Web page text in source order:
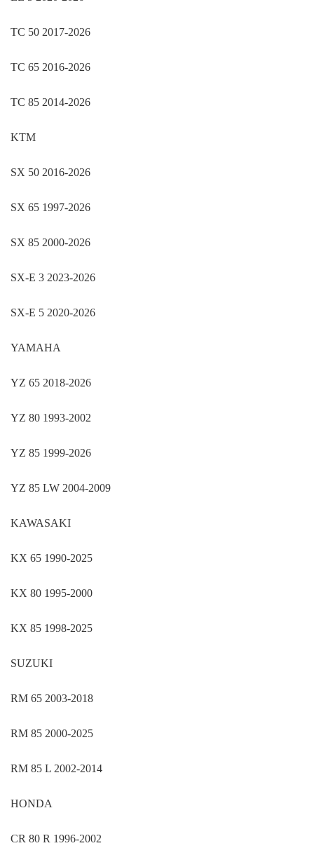
TC 50 2017-2026
TC 65 2016-2026
TC 85 2014-2026
KTM
SX 50 2016-2026
SX 65 1997-2026
SX 85 2000-2026
SX-E 3 2023-2026
SX-E 5 2020-2026
YAMAHA
YZ 65 2018-2026
YZ 80 1993-2002
YZ 85 1999-2026
YZ 85 LW 2004-2009
KAWASAKI
KX 65 1990-2025
KX 80 1995-2000
KX 85 1998-2025
SUZUKI
RM 65 2003-2018
RM 85 2000-2025
RM 85 L 2002-2014
HONDA
CR 80 R 1996-2002